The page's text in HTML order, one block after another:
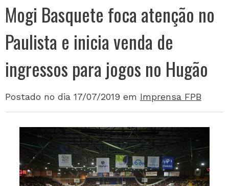
Mogi Basquete foca atenção no
Paulista e inicia venda de
ingressos para jogos no Hugão
Postado no dia 17/07/2019 em Imprensa FPB